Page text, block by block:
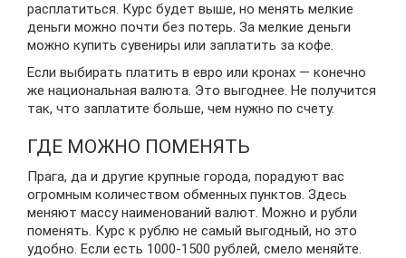
расплатиться. Курс будет выше, но менять мелкие
деньги можно почти без потерь. За мелкие деньги
можно купить сувениры или заплатить за кофе.
Если выбирать платить в евро или кронах — конечно
же национальная валюта. Это выгоднее. Не получится
так, что заплатите больше, чем нужно по счету.
ГДЕ МОЖНО ПОМЕНЯТЬ
Прага, да и другие крупные города, порадуют вас
огромным количеством обменных пунктов. Здесь
меняют массу наименований валют. Можно и рубли
поменять. Курс к рублю не самый выгодный, но это
удобно. Если есть 1000-1500 рублей, смело меняйте.